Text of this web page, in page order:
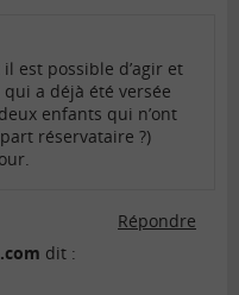
est possible d’agir et
a déjà été versée
enfants qui n’ont
réservataire ?)
Répondre
dit :